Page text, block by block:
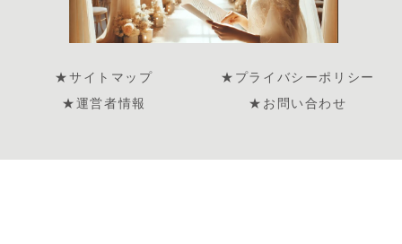
★サイトマップ
★プライバシーポリシー
★運営者情報
★お問い合わせ